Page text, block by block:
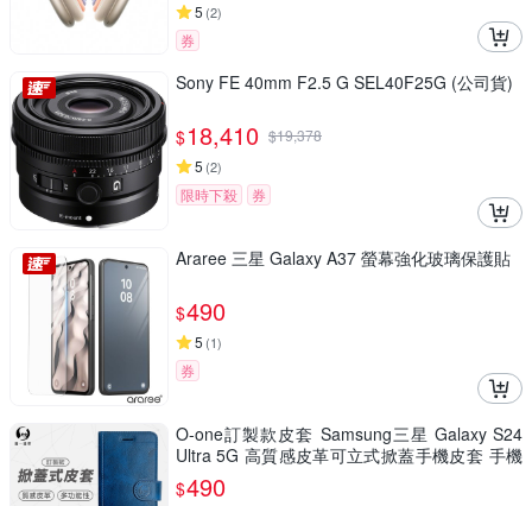
5 (2)
券
Sony FE 40mm F2.5 G SEL40F25G (公司貨)
$18,410 $19,378
5 (2)
限時下殺 券
Araree 三星 Galaxy A37 螢幕強化玻璃保護貼
$490
5 (1)
券
O-one訂製款皮套 Samsung三星 Galaxy S24
Ultra 5G 高質感皮革可立式掀蓋手機皮套 手機
殼
$490